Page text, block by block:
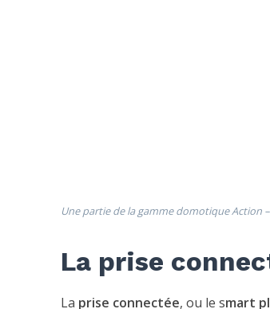
Une partie de la gamme domotique Action –
La prise
La prise connectée, ou le smart